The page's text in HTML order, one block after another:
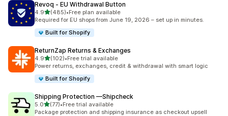
Revoq ‑ EU Withdrawal Button
4.9별 5개 중
(485)
총 리뷰 485개
•Free plan available
Required for EU shops from June 19, 2026 – set up in minutes.
Built for Shopify
ReturnZap Returns & Exchanges
4.9별 5개 중
(102)
총 리뷰 102개
•Free trial available
Power returns, exchanges, credit & withdrawal with smart logic
Built for Shopify
Shipping Protection —Shipcheck
5.0별 5개 중
(77)
총 리뷰 77개
•Free trial available
Package protection and shipping insurance as checkout upsell